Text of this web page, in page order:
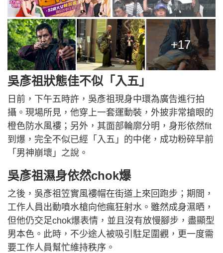
+17
吳彥祖狀態佳不似「入五」
日前，下午五時許，吳彥祖現身中環為廣告進行拍
攝。現場所見，他穿上一套運動裝，外披非常搶眼的
橙色防水風褸；另外，其面部輪廓分明，身形依然fit
到爆，完全不似已經「入五」的中佬，成功粉碎早前
「男神崩壞」之說。
吳彥祖濕身依然chok爆
之後，吳彥祖笠實風褸帽在街道上來回跑步；期間，
工作人員出動噴水槍向他瘋狂射水。雖然成身濕晒，
但他仍交足chok爆表情，並且沒有放慢腳步，盡顯型
男本色。此時，不少途人被吸引駐足圍觀，更一度需
要工作人員幫忙維持秩序。